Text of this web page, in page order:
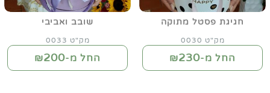
חגיגת פסטל מתוקה
מק"ט 0030
החל מ-₪230
שובב ואביבי
מק"ט 0033
החל מ-₪200